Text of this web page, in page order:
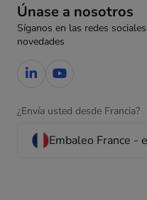
Únase a nosotros
Síganos en las redes
novedades
¿Envía usted desde Francia?
Embaleo France -